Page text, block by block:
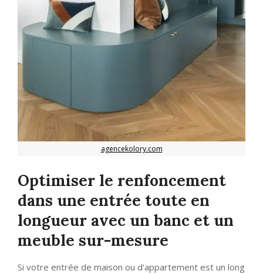
agencekolory.com
Optimiser le renfoncement
dans une entrée toute en
longueur avec un banc et un
meuble sur-mesure
Si votre entrée de maison ou d'appartement est un long